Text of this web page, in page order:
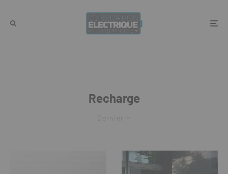
Recharge